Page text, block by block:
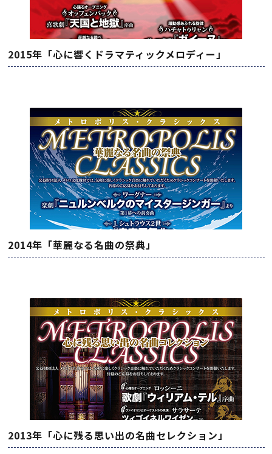
2015年「心に響くドラマティックメロディー」
2014年「華麗なる名曲の祭典」
2013年「心に残る思い出の名曲セレクション」